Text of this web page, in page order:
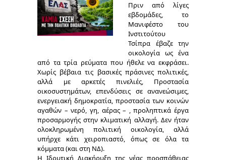
Πριν από λίγες
εβδομάδες, το
Μανιφέστο του
Ινστιτούτου
Τσίπρα έβαζε την
οικολογία ως ένα
από τα τρία ρεύματα που ήθελε να εκφράσει.
Χωρίς βέβαια τις βασικές πράσινες πολιτικές,
αλλά με αρκετές πινελιές, Προστασία
οικοσυστημάτων, επενδύσεις σε ανανεώσιμες,
ενεργειακή δημοκρατία, προστασία των κοινών
αγαθών – νερό, γη, αέρας – , προληπτικά έργα
προσαρμογής στην κλιματική αλλαγή. Δεν ήταν
ολοκληρωμένη πολιτική οικολογία, αλλά
υπήρχε κάτι χειροπιαστό, όπως σε όλα τα
κόμματα (και στη ΝΔ).
Η Ιδρυτική Διακήρυξη της νέας προσπάθειας